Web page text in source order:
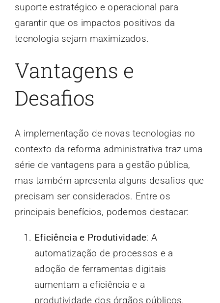
suporte estratégico e operacional para
garantir que os impactos positivos da
tecnologia sejam maximizados.
Vantagens e
Desafios
A implementação de novas tecnologias no
contexto da reforma administrativa traz uma
série de vantagens para a gestão pública,
mas também apresenta alguns desafios que
precisam ser considerados. Entre os
principais benefícios, podemos destacar:
Eficiência e Produtividade: A
automatização de processos e a
adoção de ferramentas digitais
aumentam a eficiência e a
produtividade dos órgãos públicos.